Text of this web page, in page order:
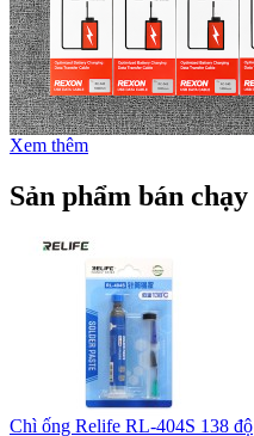
Xem thêm
Sản phẩm bán chạy
Chì ống Relife RL-404S 138 độ